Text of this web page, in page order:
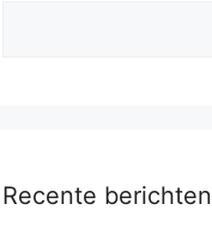
Recente berichten